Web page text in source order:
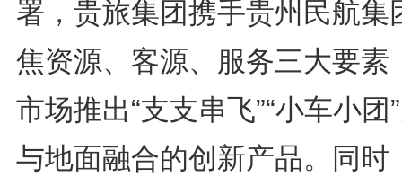
署，贵旅集团携手贵州民航集
焦资源、客源、服务三大要素
市场推出“支支串飞”“小车小团
与地面融合的创新产品。同时